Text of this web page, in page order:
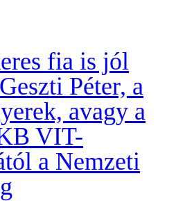
fia is jól
Péter, a
avagy a
VIT-
a Nemzeti